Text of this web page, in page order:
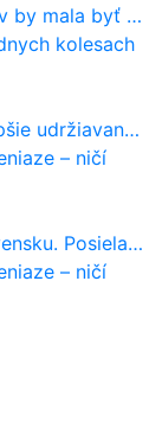
dnes stojí priemerne 1251 eur!
kolesach
ako dnes?
– ničí
Ukáže ich Waze?
– ničí